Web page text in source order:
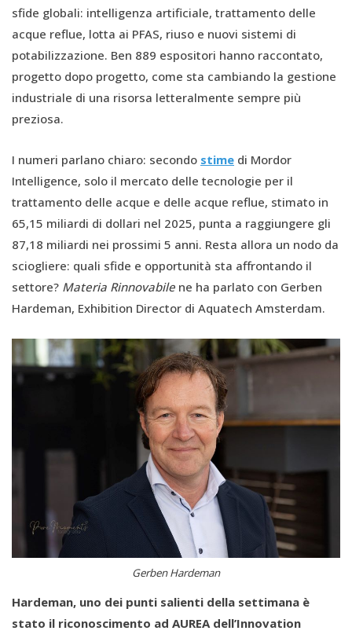
sfide globali: intelligenza artificiale, trattamento delle
acque reflue, lotta ai PFAS, riuso e nuovi sistemi di
potabilizzazione. Ben 889 espositori hanno raccontato,
progetto dopo progetto, come sta cambiando la gestione
industriale di una risorsa letteralmente sempre più
preziosa.
I numeri parlano chiaro: secondo stime di Mordor
Intelligence, solo il mercato delle tecnologie per il
trattamento delle acque e delle acque reflue, stimato in
65,15 miliardi di dollari nel 2025, punta a raggiungere gli
87,18 miliardi nei prossimi 5 anni. Resta allora un nodo da
sciogliere: quali sfide e opportunità sta affrontando il
settore? Materia Rinnovabile ne ha parlato con Gerben
Hardeman, Exhibition Director di Aquatech Amsterdam.
Gerben Hardeman
Hardeman, uno dei punti salienti della settimana è
stato il riconoscimento ad AUREA dell’Innovation